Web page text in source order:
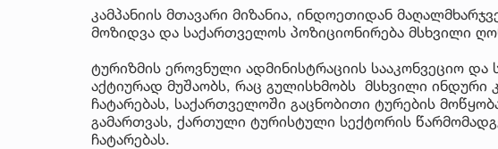
კამპანიის მთავარი მიზანია, ინდოეთიდან
მოზიდვა და საქართველოს პოზიციონირება მსხვილი
ტურიზმის ეროვნული ადმინისტრაციის სააკონვეციო და
აქტიურად მუშაობს, რაც გულისხმობს მსხვილი ინდური
ჩატარებას, საქართველოში გაცნობითი ტურების
გამართვას, ქართული ტურისტული სექტორის
ჩატარებას.